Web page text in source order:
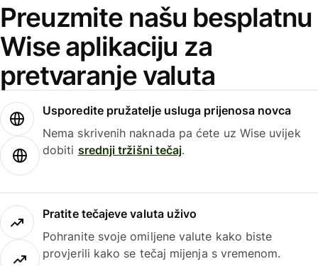
Preuzmite našu besplatnu
Wise aplikaciju za
pretvaranje valuta
Usporedite pružatelje usluga prijenosa novca
Nema skrivenih naknada pa ćete uz Wise uvijek
dobiti srednji tržišni tečaj.
Pratite tečajeve valuta uživo
Pohranite svoje omiljene valute kako biste
provjerili kako se tečaj mijenja s vremenom.